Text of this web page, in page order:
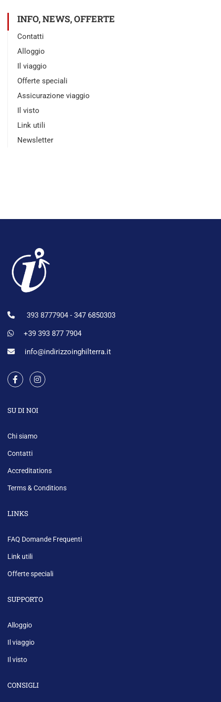
INFO, NEWS, OFFERTE
Contatti
Alloggio
Il viaggio
Offerte speciali
Assicurazione viaggio
Il visto
Link utili
Newsletter
393 8777904 - 347 6850303
+39 393 877 7904
info@indirizzoinghilterra.it
SU DI NOI
Chi siamo
Contatti
Accreditations
Terms & Conditions
LINKS
FAQ Domande Frequenti
Link utili
Offerte speciali
SUPPORTO
Alloggio
Il viaggio
Il visto
CONSIGLI